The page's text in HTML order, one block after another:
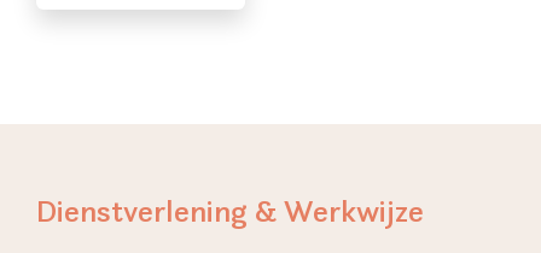
Dienstverlening & Werkwijze